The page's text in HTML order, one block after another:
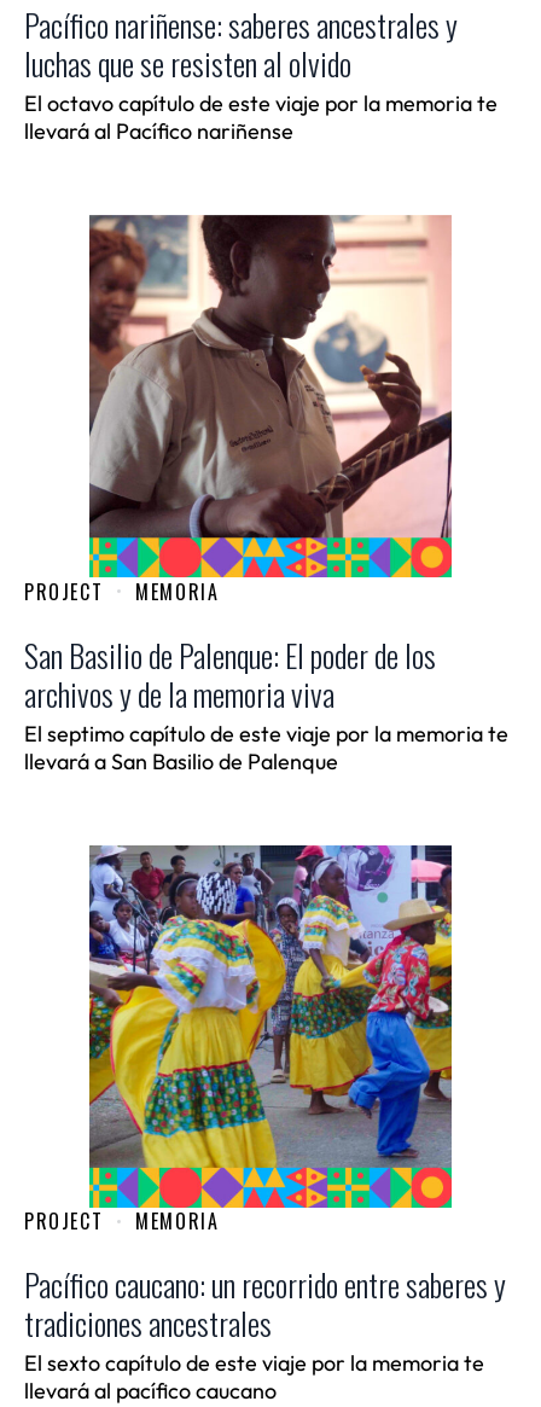
Pacífico nariñense: saberes ancestrales y
luchas que se resisten al olvido
El octavo capítulo de este viaje por la memoria te
llevará al Pacífico nariñense
PROJECT MEMORIA
San Basilio de Palenque: El poder de los
archivos y de la memoria viva
El septimo capítulo de este viaje por la memoria te
llevará a San Basilio de Palenque
PROJECT MEMORIA
Pacífico caucano: un recorrido entre saberes y
tradiciones ancestrales
El sexto capítulo de este viaje por la memoria te
llevará al pacífico caucano